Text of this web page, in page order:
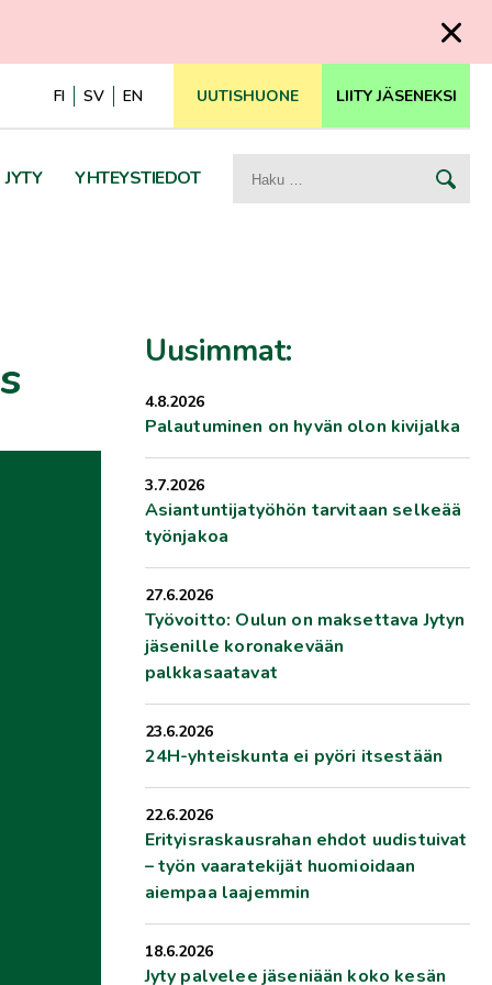
FI SV EN UUTISHUONE LIITY JÄSENEKSI
JYTY YHTEYSTIEDOT Haku:
Uusimmat:
4.8.2026
Palautuminen on hyvän olon kivijalka
3.7.2026
Asiantuntijatyöhön tarvitaan selkeää
työnjakoa
27.6.2026
Työvoitto: Oulun on maksettava Jytyn
jäsenille koronakevään
palkkasaatavat
23.6.2026
24H-yhteiskunta ei pyöri itsestään
22.6.2026
Erityisraskausrahan ehdot uudistuivat
– työn vaaratekijät huomioidaan
aiempaa laajemmin
18.6.2026
Jyty palvelee jäseniään koko kesän